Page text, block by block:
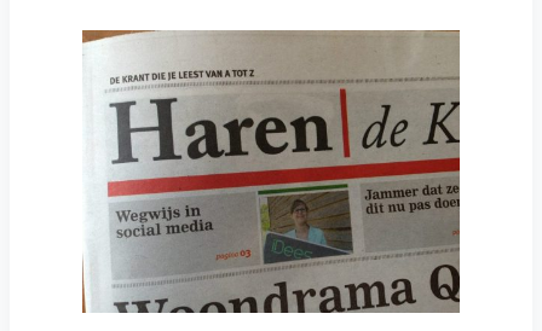
helpt
weg
in
social
media